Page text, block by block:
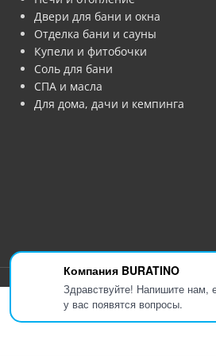
Компания BURATINO
Здравствуйте! Напишите нам,
у вас появятся вопросы.
Двери для бани и окна
Отделка бани и сауны
Купели и фитобочки
Соль для бани
СПА и масла
Для дома, дачи и кемпинга